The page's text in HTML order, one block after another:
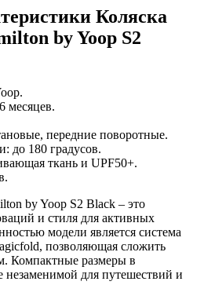
Коляска
by Yoop S2
месяцев.
передние поворотные.
до 180 градусов.
ткань и UPF50+.
by Yoop S2 Black – это
и стиля для активных
модели является система
позволяющая сложить
Компактные размеры в
незаменимой для путешествий и